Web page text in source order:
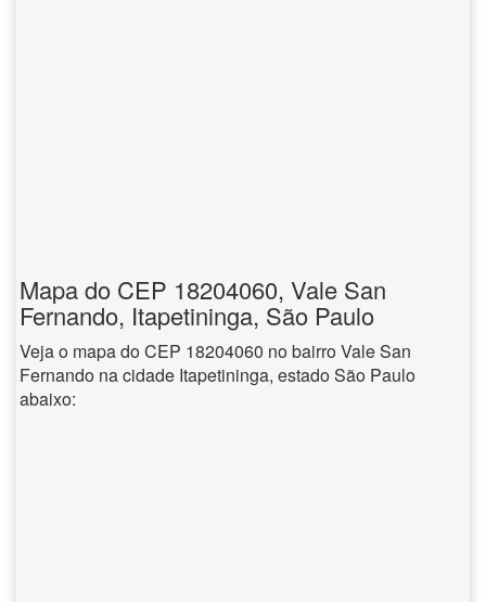
Mapa do CEP 18204060, Vale San
Fernando, Itapetininga, São Paulo
Veja o mapa do CEP 18204060 no bairro Vale San
Fernando na cidade Itapetininga, estado São Paulo
abaixo: